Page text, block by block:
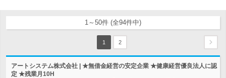
1～50件 (全94件中)
1 2
アートシステム株式会社 | ★無借金経営の安定企業 ★健康経営優良法人に認
定 ★残業月10H